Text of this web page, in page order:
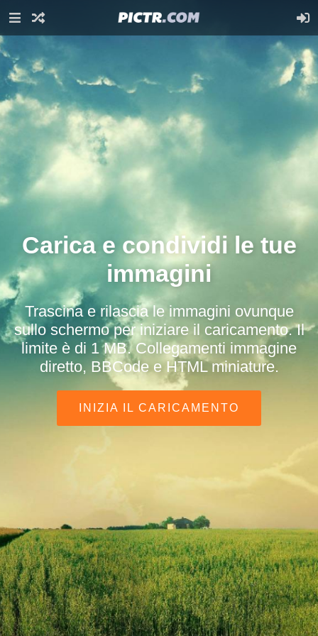
Carica e condividi le tue
immagini
Trascina e rilascia le immagini ovunque
sullo schermo per iniziare il caricamento. Il
limite è di 1 MB. Collegamenti immagine
diretto, BBCode e HTML miniature.
INIZIA IL CARICAMENTO